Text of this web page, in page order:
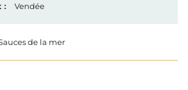
Vendée
de la mer